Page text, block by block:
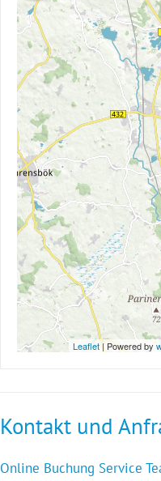
Leaflet| Powered by
Kontakt und
Online Buchung Service